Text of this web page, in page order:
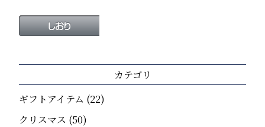
カテゴリ
ギフトアイテム (22)
クリスマス (50)